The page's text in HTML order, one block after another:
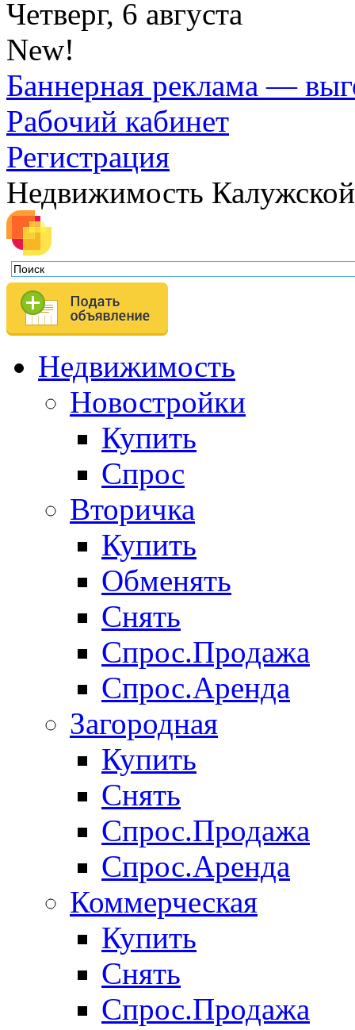
Четверг, 6 августа
New!
Баннерная реклама —
Рабочий кабинет
Регистрация
Недвижимость
Недвижимость
Новостройки
Купить
Спрос
Вторичка
Купить
Обменять
Снять
Спрос.Продажа
Спрос.Аренда
Загородная
Купить
Снять
Спрос.Продажа
Спрос.Аренда
Коммерческая
Купить
Снять
Спрос.Продажа